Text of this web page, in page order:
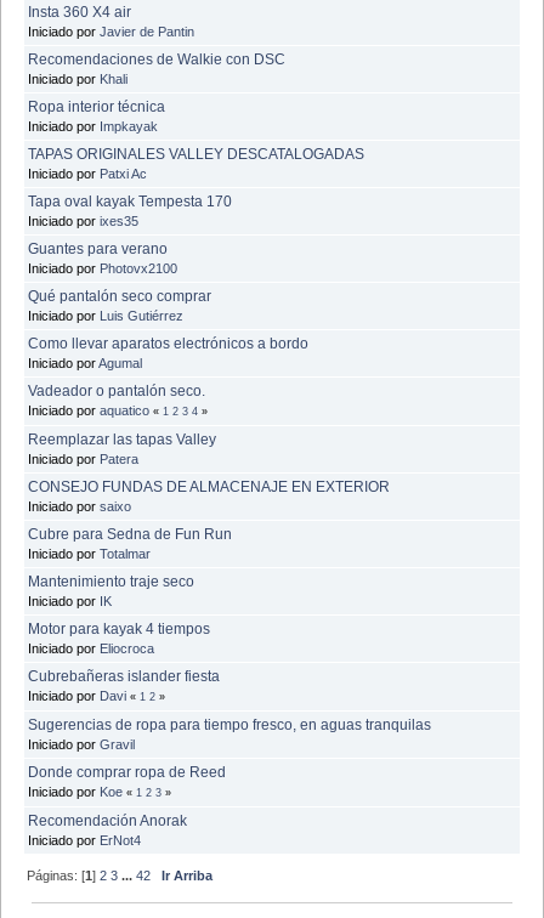
Insta 360 X4 air
Iniciado por Javier de Pantin
Recomendaciones de Walkie con DSC
Iniciado por Khali
Ropa interior técnica
Iniciado por Impkayak
TAPAS ORIGINALES VALLEY DESCATALOGADAS
Iniciado por Patxi Ac
Tapa oval kayak Tempesta 170
Iniciado por ixes35
Guantes para verano
Iniciado por Photovx2100
Qué pantalón seco comprar
Iniciado por Luis Gutiérrez
Como llevar aparatos electrónicos a bordo
Iniciado porAgumal
Vadeador o pantalón seco.
Iniciado por aquatico « 1 2 3 4 »
Reemplazar las tapas Valley
Iniciado por Patera
CONSEJO FUNDAS DE ALMACENAJE EN EXTERIOR
Iniciado por saixo
Cubre para Sedna de Fun Run
Iniciado por Totalmar
Mantenimiento traje seco
Iniciado por IK
Motor para kayak 4 tiempos
Iniciado por Eliocroca
Cubrebañeras islander fiesta
Iniciado por Davi « 1 2 »
Sugerencias de ropa para tiempo fresco, en aguas tranquilas
Iniciado por Gravil
Donde comprar ropa de Reed
Iniciado por Koe « 1 2 3 »
Recomendación Anorak
Iniciado por ErNot4
Páginas: [1]2 3 ...42 Ir Arriba